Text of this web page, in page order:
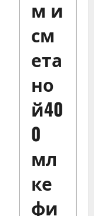
м и
см
ета
но
й40
0
мл
ке
фи